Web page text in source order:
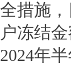
全措施
户冻结
2024年